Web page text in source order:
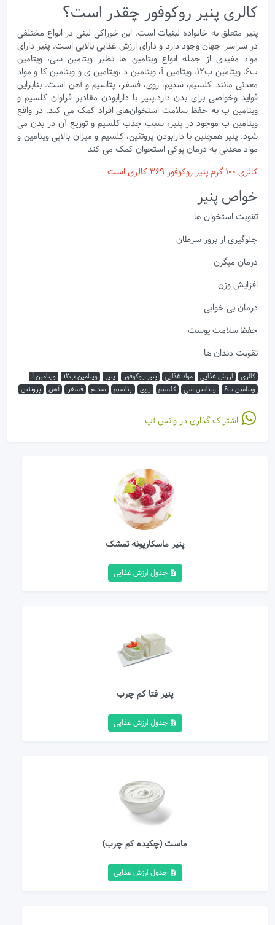
کالری پنیر روکوفور چقدر است؟
پنیر متعلق به خانواده لبنیات است. این خوراکی لبنی در انواع مختلفی
در سراسر جهان وجود دارد و دارای ارزش غذایی بالایی است. پنیر دارای
مواد مفیدی از جمله انواع ویتامین‌ ها نظیر ویتامین سی، ویتامین
ب6، ویتامین ب12، ویتامین آ، ویتامین د ،ویتامین ی و ویتامین کا و مواد
معدنی مانند کلسیم، سدیم، روی، فسفر، پتاسیم و آهن است. بنابراین
فواید وخواصی برای بدن دارد.پنیر با دارابودن مقادیر فراوان کلسیم و
ویتامین ب به حفظ سلامت استخوان‌های افراد کمک می کند. در واقع
ویتامین ب موجود در پنیر، سبب جذب کلسیم و توزیع‌ آن در بدن می
شود. پنیر همچنین با دارابودن پروتئین، کلسیم و میزان بالایی ویتامین و
مواد معدنی به درمان پوکی استخوان کمک می کند
کالری 100 گرم پنیر روکوفور 369 کالری است
خواص پنیر
تقویت استخوان ها
جلوگیری از بروز سرطان
درمان میگرن
افزایش وزن
درمان بی خوابی
حفظ سلامت پوست
تقویت دندان ها
کالری ارزش غذایی مواد غذایی پنیر روکوفور پنیر ویتامین ب12
ویتامین آ
ویتامین ب6
ویتامین سی کلسیم روی پتاسیم سدیم فسفر آهن پروتئین
اشتراک گذاری در واتس آپ
پنیر ماسکارپونه تمشک
جدول ارزش غذایی
پنیر فتا کم چرب
جدول ارزش غذایی
ماست (چکیده کم چرب)
جدول ارزش غذایی